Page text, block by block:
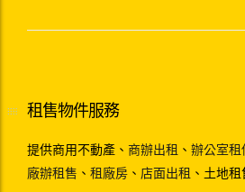
租售物件服務
提供商用不動產、 商辦出租 、 辦公室租
廠辦租售 、 租廠房 、 店面出租 、土地